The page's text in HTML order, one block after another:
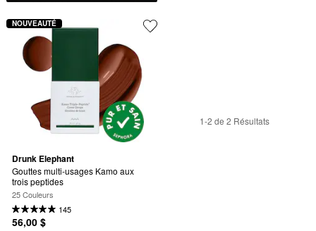
Drunk Elephant
Gouttes multi-usages Kamo aux
trois peptides
25 Couleurs
145
56,00 $
NOUVEAUTÉ
1-2 de 2 Résultats